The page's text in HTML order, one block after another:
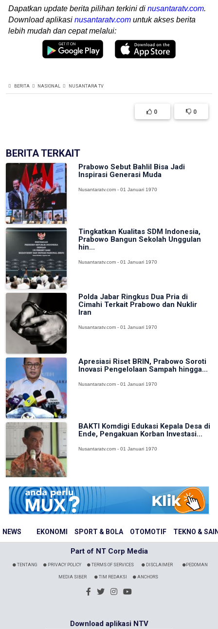
NEWS EKONOMI SPORT & BOLA OTOMOTIF TEKNO &
Dapatkan update berita pilihan terkini di nusantaratv.com.
Download aplikasi nusantaratv.com untuk akses berita
lebih mudah dan cepat melalui:
BERITA NASIONAL NUSANTARA TV
0 0
BERITA TERKAIT
Prabowo Sebut Bahlil Bisa Jadi
Inspirasi Generasi Muda
Nusantaratv.com - 01 Januari 1970
Tingkatkan Kualitas SDM Indonesia,
Prabowo Bangun Sekolah Unggulan
hin...
Nusantaratv.com - 01 Januari 1970
Polda Jabar Ringkus Dua Pria di
Cimahi Terkait Prabowo dan Nuklir
Iran
Nusantaratv.com - 01 Januari 1970
Apresiasi Riset BRIN, Prabowo Soroti
Inovasi Pengelolaan Sampah hingga...
Nusantaratv.com - 01 Januari 1970
BAKTI Komdigi Edukasi Kepala Desa di
Ende, Pengakuan Korban Investasi...
Nusantaratv.com - 01 Januari 1970
Part of NT Corp Media
TENTANG PRIVACY POLICY TERMS OF SERVICES DISCLAIMER PEDOMAN
MEDIA SIBER TIM REDAKSI ANCHORS
Download aplikasi NTV